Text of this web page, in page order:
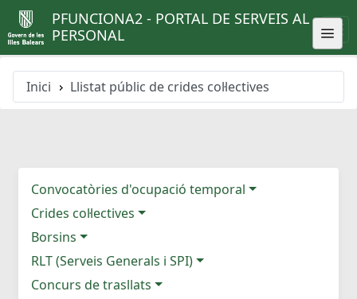
PFUNCIONA2 - PORTAL DE SERVEIS AL
PERSONAL
Inici Llistat públic de crides col·lectives
Convocatòries d'ocupació temporal
Crides col·lectives
Borsins
RLT (Serveis Generals i SPI)
Concurs de trasllats